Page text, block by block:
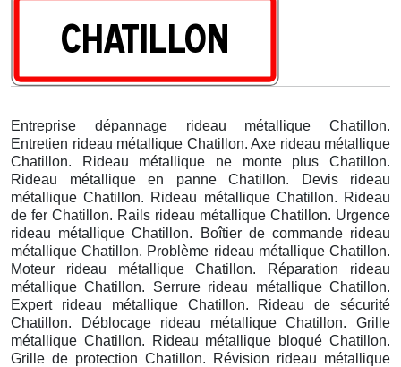
Entreprise dépannage rideau métallique Chatillon.
Entretien rideau métallique Chatillon. Axe rideau métallique
Chatillon. Rideau métallique ne monte plus Chatillon.
Rideau métallique en panne Chatillon. Devis rideau
métallique Chatillon. Rideau métallique Chatillon. Rideau
de fer Chatillon. Rails rideau métallique Chatillon. Urgence
rideau métallique Chatillon. Boîtier de commande rideau
métallique Chatillon. Problème rideau métallique Chatillon.
Moteur rideau métallique Chatillon. Réparation rideau
métallique Chatillon. Serrure rideau métallique Chatillon.
Expert rideau métallique Chatillon. Rideau de sécurité
Chatillon. Déblocage rideau métallique Chatillon. Grille
métallique Chatillon. Rideau métallique bloqué Chatillon.
Grille de protection Chatillon. Révision rideau métallique